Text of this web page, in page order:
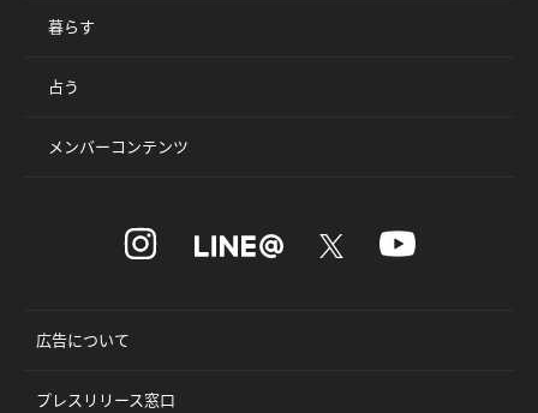
暮らす
占う
メンバーコンテンツ
広告について
プレスリリース窓口